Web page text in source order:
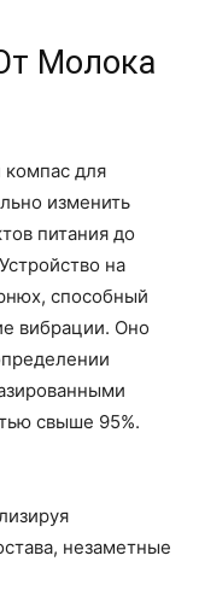
Молока
для
изменить
питания до
на
способный
вибрации. Оно
свыше 95%.
незаметные